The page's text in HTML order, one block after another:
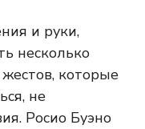
и руки,
несколько
которые
не
Росио Буэно